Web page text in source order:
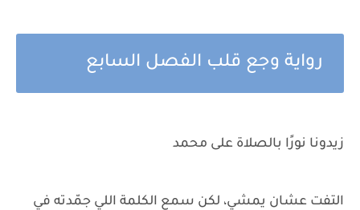
رواية وجع قلب الفصل السابع
زيدونا نورًا بالصلاة على محمد
التفت عشان يمشي، لكن سمع الكلمة اللي جمّدته في